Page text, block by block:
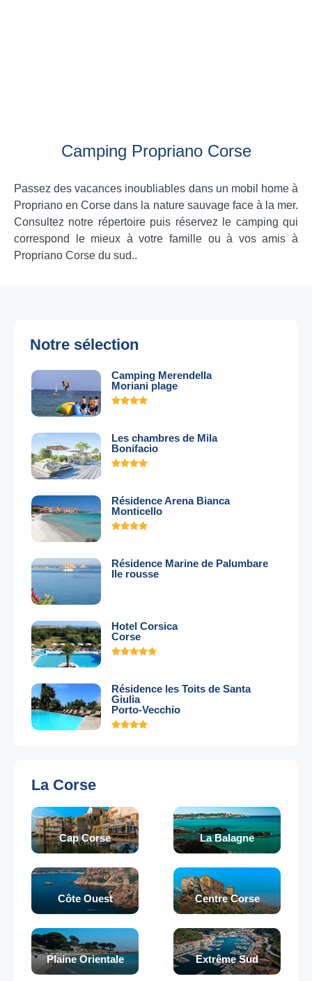
Camping Propriano Corse
Passez des vacances inoubliables dans un mobil home à
Propriano en Corse dans la nature sauvage face à la mer.
Consultez notre répertoire puis réservez le camping qui
correspond le mieux à votre famille ou à vos amis à
Propriano Corse du sud..
Notre sélection
Camping Merendella
Moriani plage
Les chambres de Mila
Bonifacio
Résidence Arena Bianca
Monticello
Résidence Marine de Palumbare
Ile rousse
Hotel Corsica
Corse
Résidence les Toits de Santa
Giulia
Porto-Vecchio
La Corse
Cap Corse La Balagne
Côte Ouest Centre Corse
Plaine Orientale Extrême Sud